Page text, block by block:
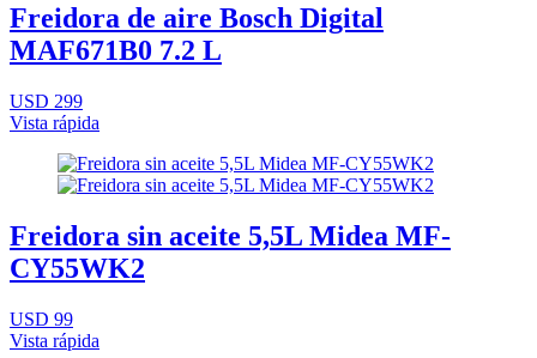
Freidora de aire Bosch Digital
MAF671B0 7.2 L
USD 299
Vista rápida
Freidora sin aceite 5,5L Midea MF-
CY55WK2
USD 99
Vista rápida